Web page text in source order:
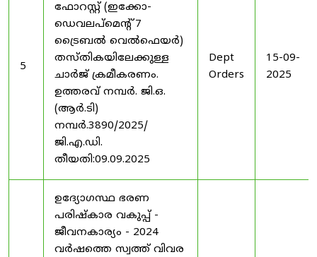
5
ഫോറസ്റ്റ് (ഇക്കോ-
ഡെവലപ്മെന്റ് 7
ട്രൈബൽ വെൽഫെയർ)
തസ്തികയിലേക്കുള്ള
ചാർജ് ക്രമീകരണം.
ഉത്തരവ് നമ്പർ. ജി.ഒ.
(ആർ.ടി)
നമ്പർ.3890/2025/
ജി.എ.ഡി.
തീയതി:09.09.2025
Dept
Orders
15-09-
2025
ഉദ്യോഗസ്ഥ ഭരണ
പരിഷ്കാര വകുപ്പ് -
ജീവനകാര്യം - 2024
വർഷത്തെ സ്വത്ത് വിവര